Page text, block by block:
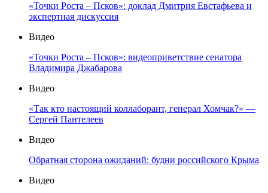
«Точки Роста – Псков»: доклад Дмитрия Евстафьева и
экспертная дискуссия
Видео
«Точки Роста – Псков»: видеоприветствие сенатора
Владимира Джабарова
Видео
«Так кто настоящий коллаборант, генерал Хомчак?» —
Сергей Пантелеев
Видео
Обратная сторона ожиданий: будни российского Крыма
Видео